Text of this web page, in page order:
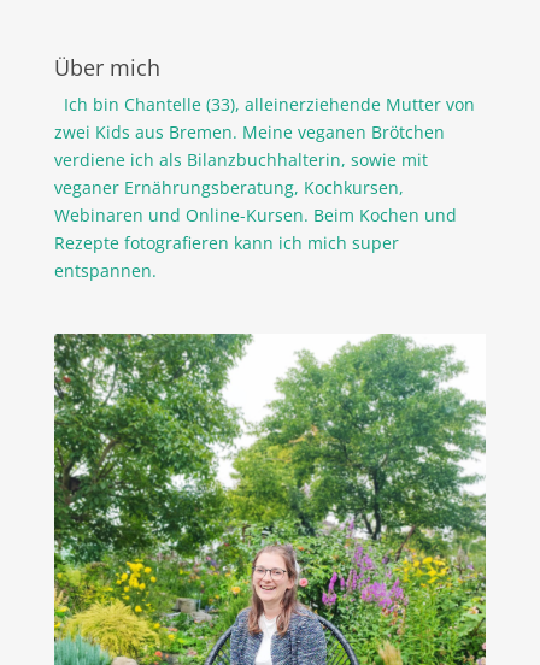
Über mich
Ich bin Chantelle (33), alleinerziehende Mutter von
zwei Kids aus Bremen. Meine veganen Brötchen
verdiene ich als Bilanzbuchhalterin, sowie mit
veganer Ernährungsberatung, Kochkursen,
Webinaren und Online-Kursen. Beim Kochen und
Rezepte fotografieren kann ich mich super
entspannen.